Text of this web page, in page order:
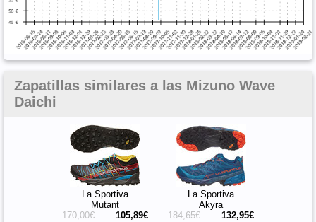
Zapatillas similares a las Mizuno Wave
Daichi
La Sportiva
Mutant
170,00€
105,89€
La Sportiva
Akyra
184,65€
132,95€